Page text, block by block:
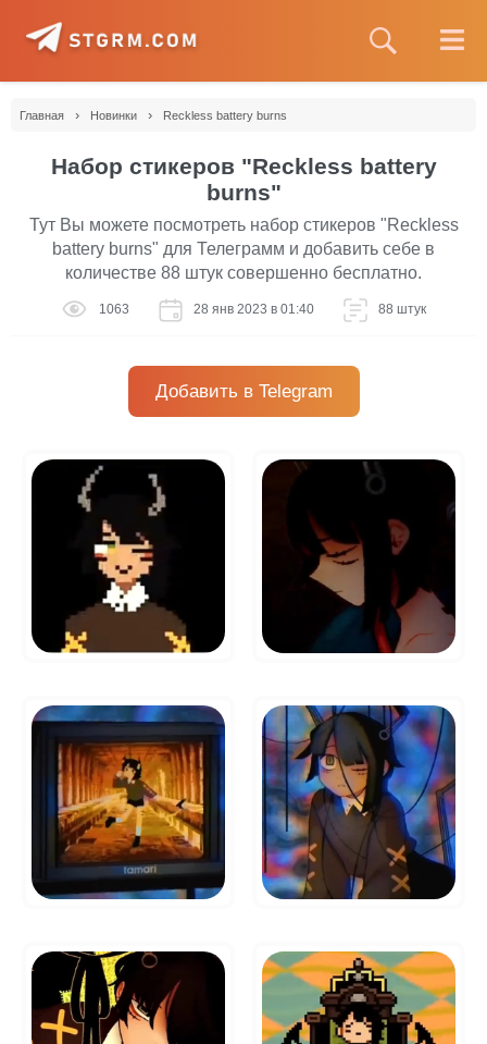
Главная › Новинки › Reckless battery burns
Набор стикеров "Reckless battery
burns"
Тут Вы можете посмотреть набор стикеров "Reckless
battery burns" для Телеграмм и добавить себе в
количестве 88 штук совершенно бесплатно.
1063 28 янв 2023 в 01:40 88 штук
Добавить в Telegram